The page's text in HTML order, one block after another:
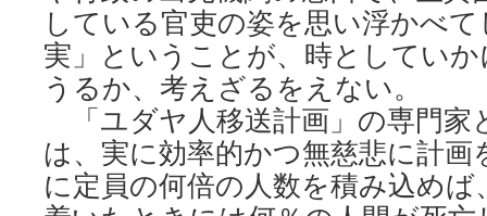
している官吏の姿を思い浮かべ
実」ということが、時としてい
うるか、考えざるをえない。
「ユダヤ人移送計画」の専門家
は、実に効率的かつ無慈悲に計画
に定員の何倍の人数を積み込め